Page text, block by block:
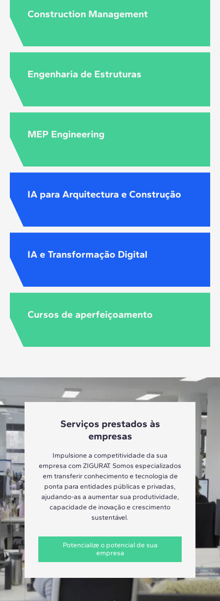
Construction Management
Engenharia de Estruturas
MEP Engineering
IA para Arquitectura e Construção
IA e Transformação Digital
Cursos de aperfeiçoamento
Serviços prestados às
empresas
Impulsione a competitividade da sua
empresa com ZIGURAT. Somos especializados
em transferir conhecimento e tecnologia de
ponta para entidades públicas e privadas,
ajudando-as a aumentar sua produtividade,
capacidade de inovação e crescimento
sustentável.
Potencialize o potencial de sua
empresa